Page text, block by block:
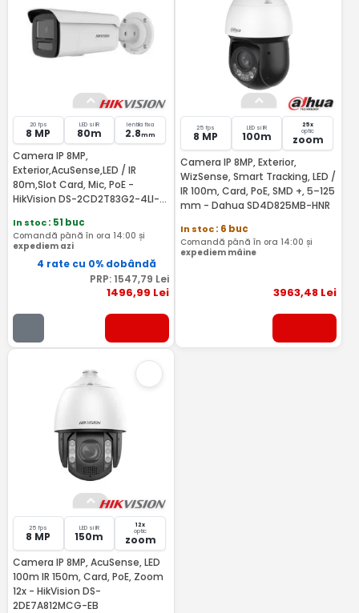
20 fps
8 MP
LED si IR
80m
lentila fixa
2.8mm
Camera IP 8MP,
Exterior,AcuSense,LED / IR
80m,Slot Card, Mic, PoE -
HikVision DS-2CD2T83G2-4LI-
In stoc: 51 buc
Comandă până în ora 14:00 și
expediem azi
4 rate cu 0% dobândă
PRP: 1547,79 Lei
1496,99 Lei
25 fps
8 MP
LED si IR
100m
25x
optic
zoom
Camera IP 8MP, Exterior,
WizSense, Smart Tracking, LED /
IR 100m, Card, PoE, SMD +, 5–125
mm - Dahua SD4D825MB-HNR
In stoc: 6 buc
Comandă până în ora 14:00 și
expediem mâine
3963,48 Lei
25 fps
8 MP
LED si IR
150m
12x
optic
zoom
Camera IP 8MP, AcuSense, LED
100m IR 150m, Card, PoE, Zoom
12x - HikVision DS-
2DE7A812MCG-EB